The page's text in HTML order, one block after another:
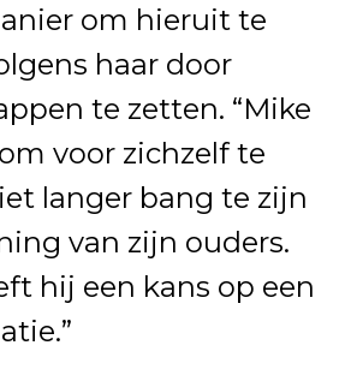
om hieruit te
haar door
te zetten. “Mike
voor zichzelf te
langer bang te zijn
van zijn ouders.
hij een kans op een